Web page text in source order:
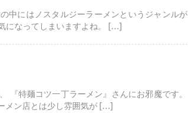
中にはノスタルジーラーメンというジャンルが
になってしまいますよね。 […]
『特麺コツ一丁ラーメン』さんにお邪魔です。
メン店とは少し雰囲気が […]